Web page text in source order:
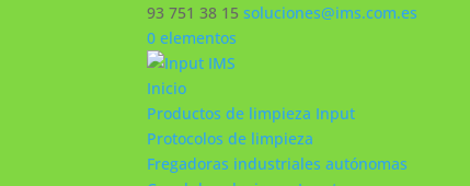
93 751 38 15 soluciones@ims.com.es
0 elementos
Inicio
Productos de limpieza Input
Protocolos de limpieza
Fregadoras industriales autónomas